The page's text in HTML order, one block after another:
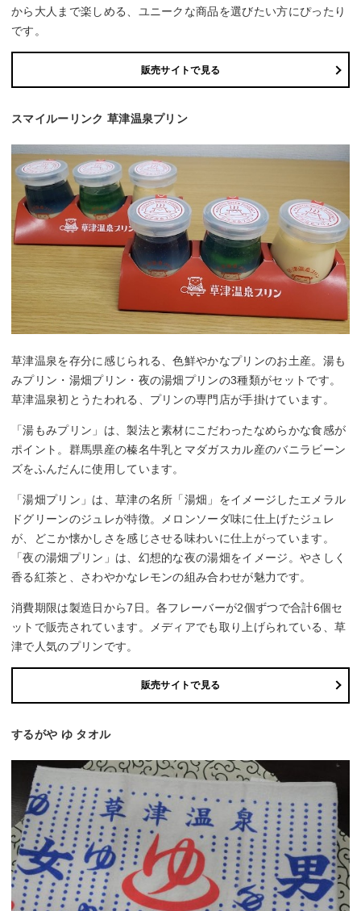
から大人まで楽しめる、ユニークな商品を選びたい方にぴったり
です。
販売サイトで見る
スマイルーリンク 草津温泉プリン
草津温泉を存分に感じられる、色鮮やかなプリンのお土産。湯も
みプリン・湯畑プリン・夜の湯畑プリンの3種類がセットです。
草津温泉初とうたわれる、プリンの専門店が手掛けています。
「湯もみプリン」は、製法と素材にこだわったなめらかな食感が
ポイント。群馬県産の榛名牛乳とマダガスカル産のバニラビーン
ズをふんだんに使用しています。
「湯畑プリン」は、草津の名所「湯畑」をイメージしたエメラル
ドグリーンのジュレが特徴。メロンソーダ味に仕上げたジュレ
が、どこか懐かしさを感じさせる味わいに仕上がっています。
「夜の湯畑プリン」は、幻想的な夜の湯畑をイメージ。やさしく
香る紅茶と、さわやかなレモンの組み合わせが魅力です。
消費期限は製造日から7日。各フレーバーが2個ずつで合計6個セ
ットで販売されています。メディアでも取り上げられている、草
津で人気のプリンです。
販売サイトで見る
するがや ゆ タオル